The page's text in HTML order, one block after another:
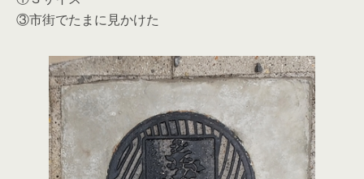
③市街でたまに見かけた